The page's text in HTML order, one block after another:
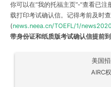
你可以在“我的托福主页”-“查看已
载打印考试确认信。记得考前及时
(news.neea.cn/TOEFL/1/
带身份证和纸质版考试确认信提前到
美国
AIRC